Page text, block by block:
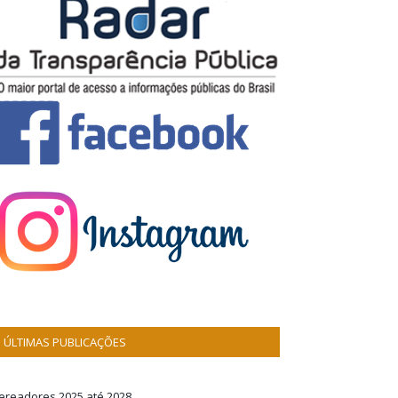
ÚLTIMAS PUBLICAÇÕES